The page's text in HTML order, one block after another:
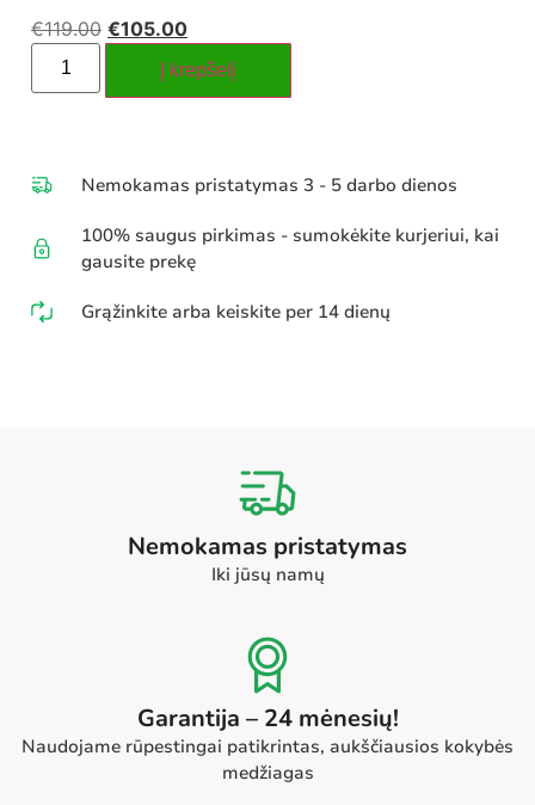
€119.00 €105.00
Į krepšelį
Nemokamas pristatymas 3 - 5 darbo dienos
100% saugus pirkimas - sumokėkite kurjeriui, kai
gausite prekę
Grąžinkite arba keiskite per 14 dienų
Nemokamas pristatymas
Iki jūsų namų
Garantija – 24 mėnesių!
Naudojame rūpestingai patikrintas, aukščiausios kokybės
medžiagas